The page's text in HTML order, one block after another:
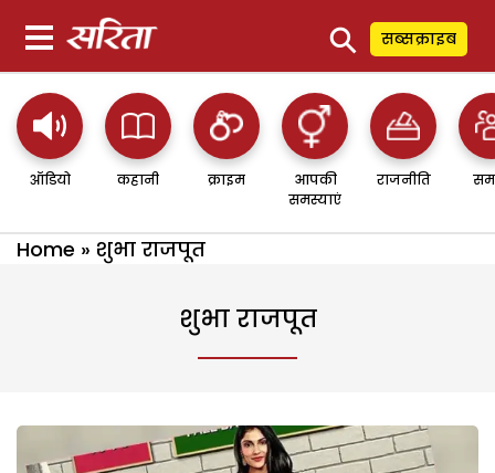
⚲ सब्सक्राइब
ऑडियो कहानी क्राइम
आपकी
समस्याएं
राजनीति
Home » शुभा राजपूत
शुभा राजपूत